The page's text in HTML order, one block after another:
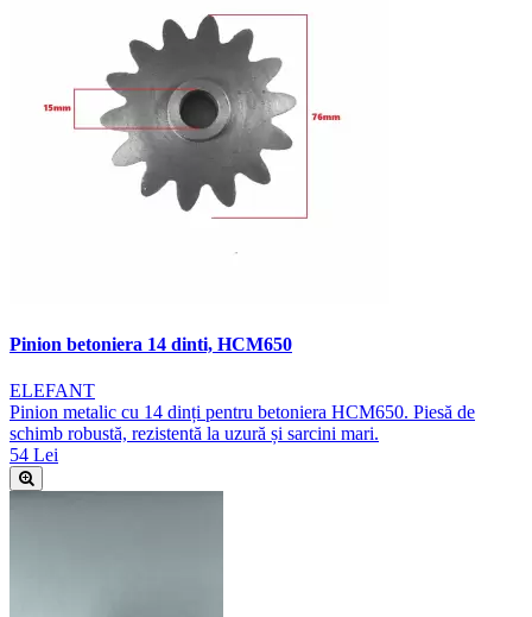
Pinion betoniera 14 dinti, HCM650
ELEFANT
Pinion metalic cu 14 dinți pentru betoniera HCM650. Piesă de
schimb robustă, rezistentă la uzură și sarcini mari.
54 Lei